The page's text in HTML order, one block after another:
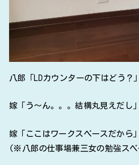
八郎「LDカウンターの下はどう？」
嫁「う～ん。。。結構丸見えだし」
嫁「ここはワークスペースだから」
(※八郎の仕事場兼三女の勉強スペ